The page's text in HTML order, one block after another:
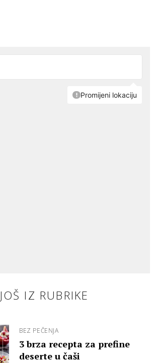
JOŠ IZ RUBRIKE
BEZ PEČENJA
3 brza recepta za prefine
deserte u čaši